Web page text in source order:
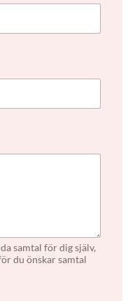
samtal för dig själv,
du önskar samtal